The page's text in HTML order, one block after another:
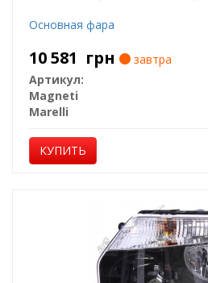
Основная фара
10 581 грн
завтра
Артикул:
Magneti
Marelli
КУПИТЬ